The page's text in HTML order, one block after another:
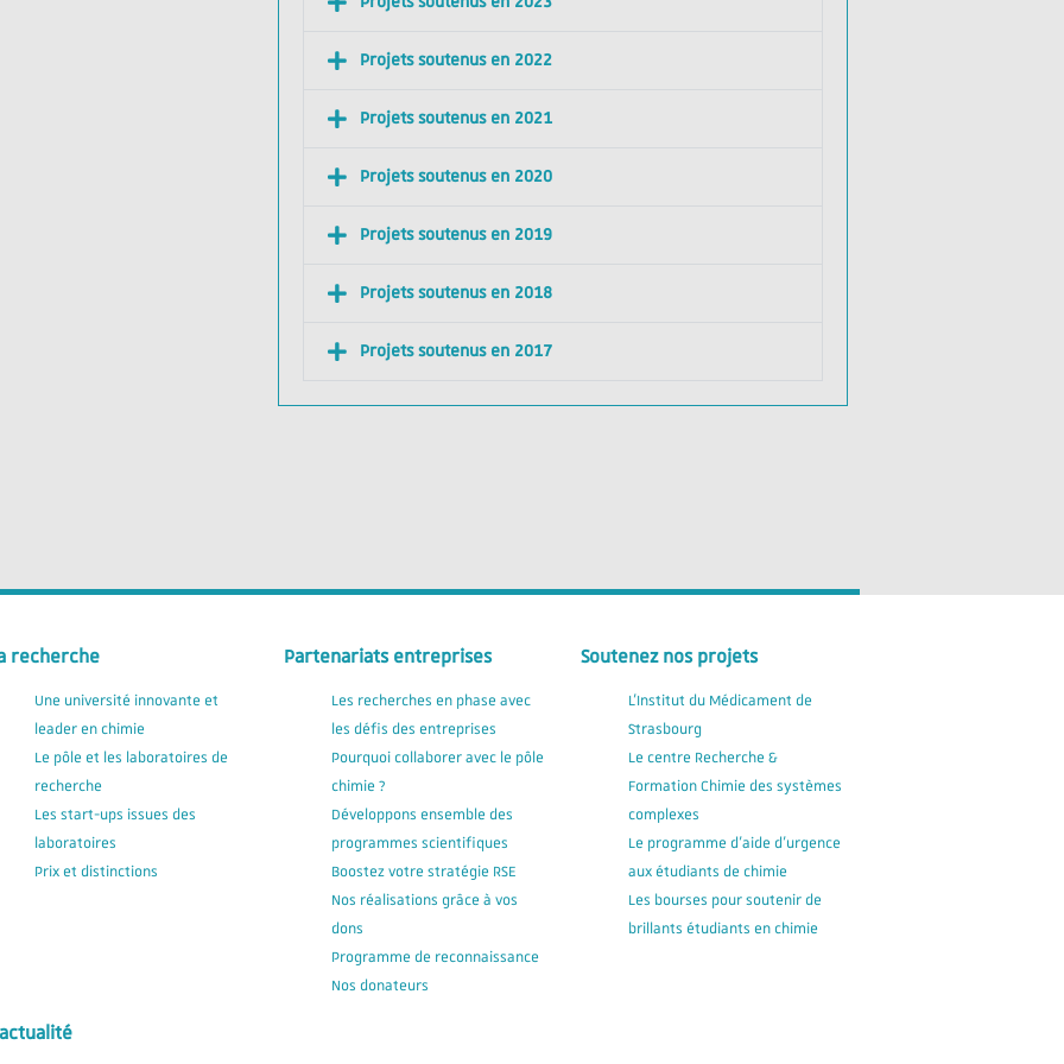
Projets soutenus en 2022
Projets soutenus en 2021
Projets soutenus en 2020
Projets soutenus en 2019
Projets soutenus en 2018
Projets soutenus en 2017
recherche
Une université innovante et
leader en chimie
Le pôle et les laboratoires de
recherche
Les start-ups issues des
laboratoires
Prix et distinctions
Partenariats entreprises
Les recherches en phase avec
les défis des entreprises
Pourquoi collaborer avec le pôle
chimie ?
Développons ensemble des
programmes scientifiques
Boostez votre stratégie RSE
Nos réalisations grâce à vos
dons
Programme de reconnaissance
Nos donateurs
Soutenez nos projets
L'Institut du Médicament de
Strasbourg
Le centre Recherche &
Formation Chimie des systèmes
complexes
Le programme d'aide d'urgence
aux étudiants de chimie
Les bourses pour soutenir de
brillants étudiants en chimie